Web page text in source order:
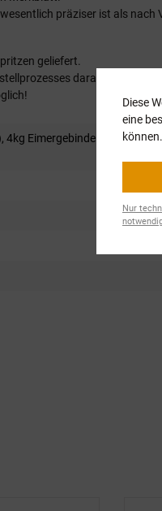
präziser ist als nach
geliefert.
darauf
, 4kg Eimergebinde (Härter inkl.)
Diese
eine
können.
Nur